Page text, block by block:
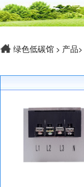
绿色低碳馆 > 产品>